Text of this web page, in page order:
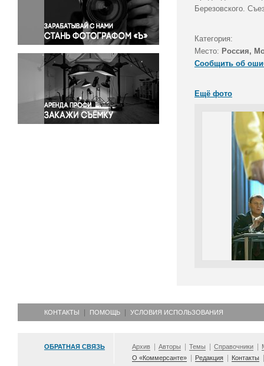
Правосудие
Происшествия и конфликты
Религия
Светская жизнь
Спорт
Экология
Экономика и бизнес
Березовского.
Категория:
Место: Россия,
Сообщить об
Ещё фото
КОНТАКТЫ ПОМОЩЬ УСЛОВИЯ ИСПОЛЬЗОВАНИЯ
ОБРАТНАЯ СВЯЗЬ Архив Авторы Темы Справочники
О «Коммерсанте»
Редакция Контакты